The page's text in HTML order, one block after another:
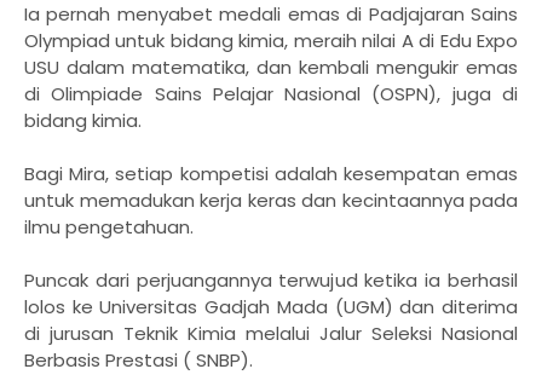
Ia pernah menyabet medali emas di Padjajaran Sains
Olympiad untuk bidang kimia, meraih nilai A di Edu Expo
USU dalam matematika, dan kembali mengukir emas
di Olimpiade Sains Pelajar Nasional (OSPN), juga di
bidang kimia.
Bagi Mira, setiap kompetisi adalah kesempatan emas
untuk memadukan kerja keras dan kecintaannya pada
ilmu pengetahuan.
Puncak dari perjuangannya terwujud ketika ia berhasil
lolos ke Universitas Gadjah Mada (UGM) dan diterima
di jurusan Teknik Kimia melalui Jalur Seleksi Nasional
Berbasis Prestasi ( SNBP).